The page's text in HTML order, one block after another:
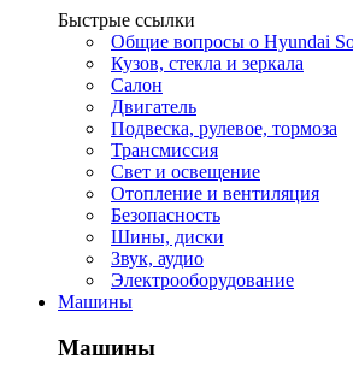
Быстрые ссылки
Общие вопросы о Hyundai
Кузов, стекла и зеркала
Салон
Двигатель
Подвеска, рулевое, тормоза
Трансмиссия
Свет и освещение
Отопление и вентиляция
Безопасность
Шины, диски
Звук, аудио
Электрооборудование
Машины
Машины